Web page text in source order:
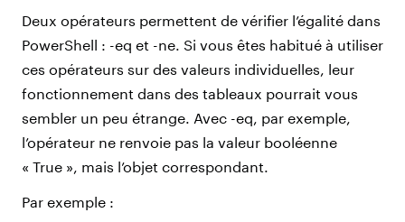
Deux opérateurs permettent de vérifier l’égalité dans
PowerShell : -eq et -ne. Si vous êtes habitué à utiliser
ces opérateurs sur des valeurs individuelles, leur
fonctionnement dans des tableaux pourrait vous
sembler un peu étrange. Avec -eq, par exemple,
l’opérateur ne renvoie pas la valeur booléenne
« True », mais l’objet correspondant.
Par exemple :